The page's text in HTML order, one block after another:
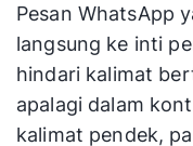
Pesan WhatsApp
langsung ke inti
hindari kalimat
apalagi dalam
kalimat pendek,